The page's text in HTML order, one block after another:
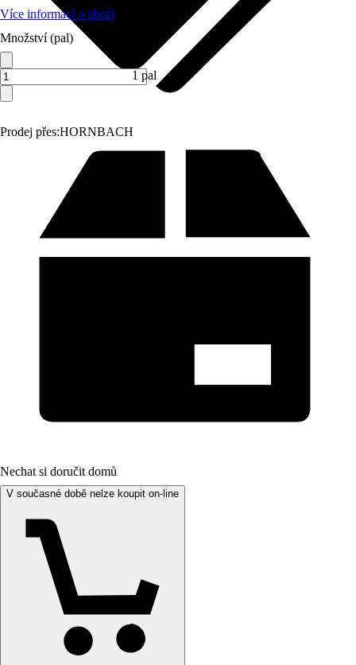
Prodej přes:HORNBACH
Více informací o zboží
Množství (pal)
1 pal
Nechat si doručit domů
V současné době nelze koupit on-line